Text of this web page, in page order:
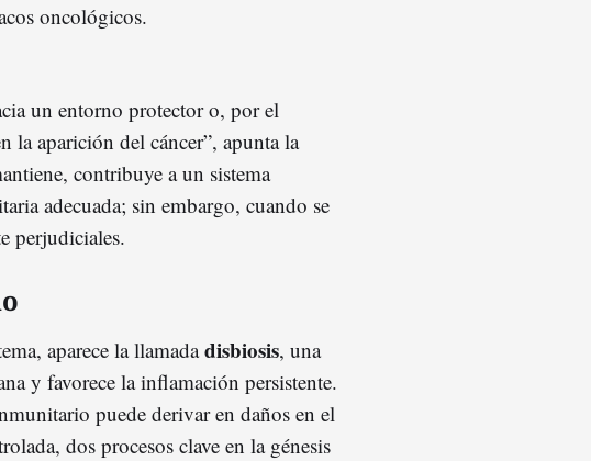
oncológicos.
un entorno protector o, por el
la aparición del cáncer”, apunta la
contribuye a un sistema
adecuada; sin embargo, cuando se
perjudiciales.
aparece la llamadadisbiosis, una
y favorece la inflamación persistente.
puede derivar en daños en el
dos procesos clave en la génesis